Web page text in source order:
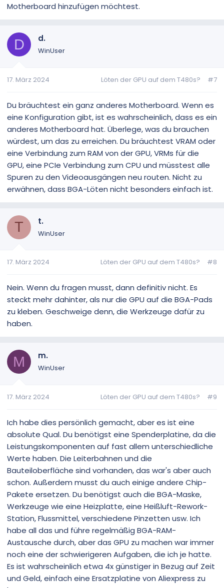
Motherboard hinzufügen möchtest.
D d.
WinUser
17. März 2024 Löten der GPU auf dem T480s? #7
Du bräuchtest ein ganz anderes Motherboard. Wenn es
eine Konfiguration gibt, ist es wahrscheinlich, dass es ein
anderes Motherboard hat. Überlege, was du brauchen
würdest, um das zu erreichen. Du bräuchtest VRAM oder
eine Verbindung zum RAM von der GPU, VRMs für die
GPU, eine PCIe Verbindung zum CPU und müsstest alle
Spuren zu den Videoausgängen neu routen. Nicht zu
erwähnen, dass BGA-Löten nicht besonders einfach ist.
T t.
WinUser
17. März 2024 Löten der GPU auf dem T480s? #8
Nein. Wenn du fragen musst, dann definitiv nicht. Es
steckt mehr dahinter, als nur die GPU auf die BGA-Pads
zu kleben. Geschweige denn, die Werkzeuge dafür zu
haben.
M m.
WinUser
17. März 2024 Löten der GPU auf dem T480s? #9
Ich habe dies persönlich gemacht, aber es ist eine
absolute Qual. Du benötigst eine Spenderplatine, da die
Leistungskomponenten auf fast allem unterschiedliche
Werte haben. Die Leiterbahnen und die
Bauteiloberfläche sind vorhanden, das war's aber auch
schon. Außerdem musst du auch einige andere Chip-
Pakete ersetzen. Du benötigst auch die BGA-Maske,
Werkzeuge wie eine Heizplatte, eine Heißluft-Rework-
Station, Flussmittel, verschiedene Pinzetten usw. Ich
habe all das und führe regelmäßig BGA-RAM-
Austausche durch, aber das GPU zu machen war immer
noch eine der schwierigeren Aufgaben, die ich je hatte.
Es ist wahrscheinlich etwa 4x günstiger in Bezug auf Zeit
und Geld, einfach eine Ersatzplatine von Aliexpress zu